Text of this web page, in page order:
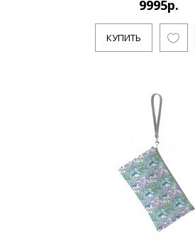
КУПИТЬ
9995р.
КУПИТЬ